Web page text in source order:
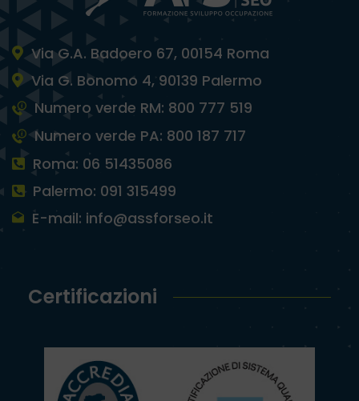
Via G.A. Badoero 67, 00154 Roma
Via G. Bonomo 4, 90139 Palermo
Numero verde RM: 800 777 519
Numero verde PA: 800 187 717
Roma: 06 51435086
Palermo: 091 315499
E-mail: info@assforseo.it
Certificazioni